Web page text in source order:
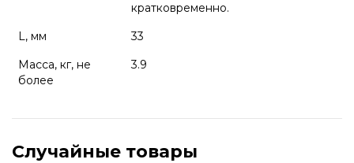
кратковременно.
L, мм
33
Масса, кг, не
более
3.9
Случайные товары